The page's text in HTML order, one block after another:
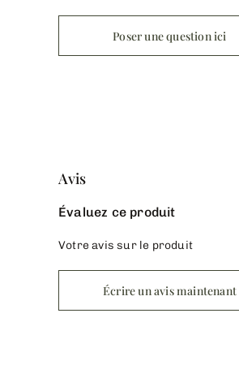
Poser une question ici
Avis
Évaluez ce produit
Votre avis sur le produit
Écrire un avis maintenant